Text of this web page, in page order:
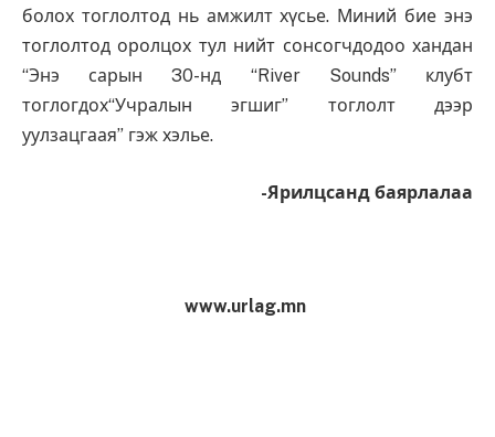
болох тоглолтод нь амжилт хүсье. Миний бие энэ
тоглолтод оролцох тул нийт сонсогчдодоо хандан
“Энэ сарын 30-нд “River Sounds” клубт
тоглогдох“Учралын эгшиг” тоглолт дээр
уулзацгаая” гэж хэлье.
-Ярилцсанд баярлалаа
www.urlag.mn